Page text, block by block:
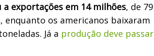
exportações em 14 milhões, de 79
enquanto os americanos baixaram
Já a produção deve passar